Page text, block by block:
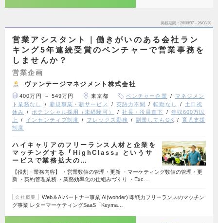
掲載期間 26/08/07～26/08/20
営業アシスタント｜働きがいのある会社ラン
キング5年連続受賞のベンチャーで営業事務を
しませんか？
営業企画
ヴァンテージマネジメント株式会社
400万円 ～ 549万円 東京都 ベンチャー企業
マネジメン
ト業務なし
新規事業・新サービス 英語力不問 転勤なし
土日祝
休み
ポテンシャル採用（未経験可） 社長・役員直下
年収600万以
上
インセンティブ制度 フレックス勤務 副業してもOK
育児支援
制度
ハイキャリアのフリーランス人材と企業を
マッチングする『HighClass』というサ
ービスで業務拡大の…
【役割・業務内容】 ・営業数値の管理・更新 ・マーケティング数値の管理・更
新 ・契約管理業務 ・業務効率化の仕組みづくり ・Exc…
会社概要
Web＆AIパートナー事業 AI(wonder) 即戦力フリーランスのマッチン
グ事業 レターマーケティングSaaS「Keyma…